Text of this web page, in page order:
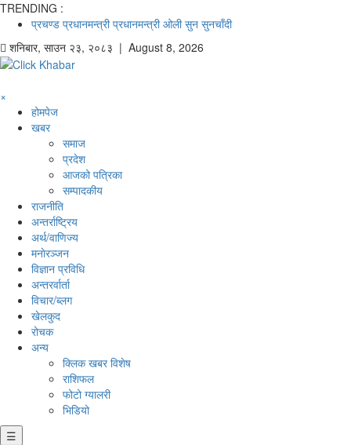
TRENDING :
प्रचण्ड प्रधानमन्त्री प्रधानमन्त्री ओली सुन सुनचाँदी
शनिबार, साउन २३, २०८३ | August 8, 2026
×
होमपेज
खबर
समाज
प्रदेश
आजको पत्रिका
सम्पादकीय
राजनीति
अन्तर्राष्ट्रिय
अर्थ/वाणिज्य
मनाेरञ्जन
विज्ञान प्रविधि
अन्तरर्वार्ता
विचार/ब्लग
खेलकुद
रोचक
अन्य
क्लिक खबर विशेष
राशिफल
फोटो ग्यालरी
भिडियो
☰